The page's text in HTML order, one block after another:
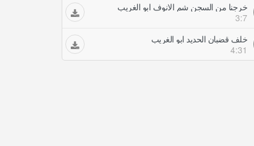
خرجنا من السجن شم الانوف ابو الغريب
3:7
خلف قضبان الحديد ابو الغريب
4:31